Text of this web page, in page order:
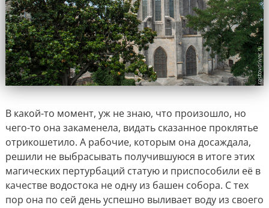
В какой-то момент, уж не знаю, что произошло, но
чего-то она закаменела, видать сказанное проклятье
отрикошетило. А рабочие, которым она досаждала,
решили не выбрасывать получившуюся в итоге этих
магических пертурбаций статую и приспособили её в
качестве водостока не одну из башен собора. С тех
пор она по сей день успешно выливает воду из своего